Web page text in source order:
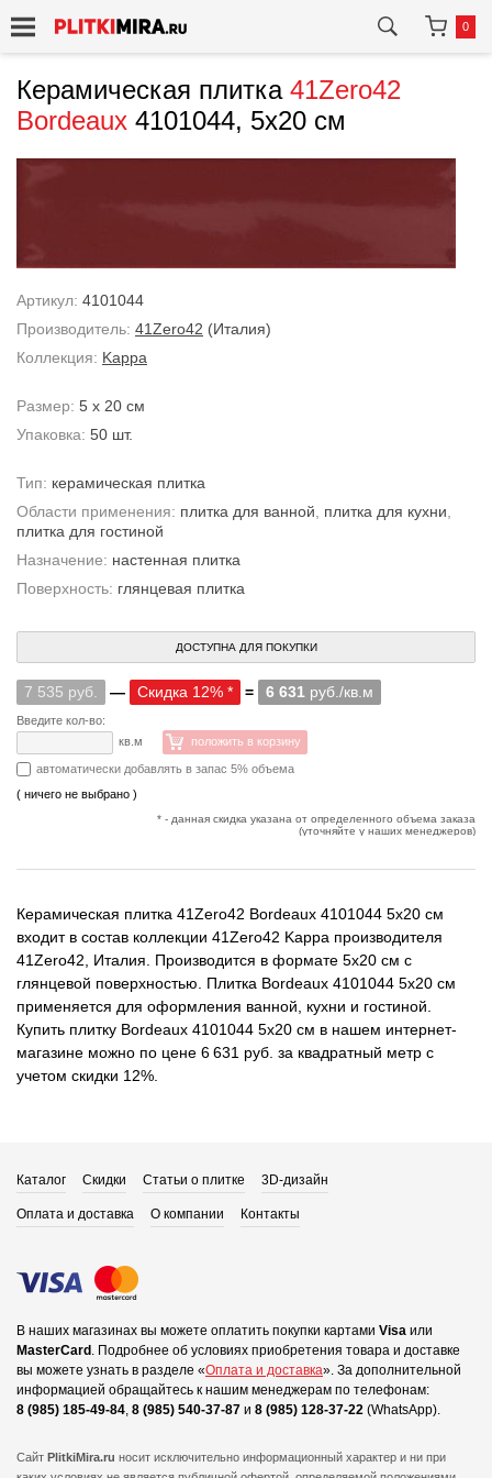
0
Керамическая плитка 41Zero42
Bordeaux 4101044, 5x20 см
Артикул: 4101044
Производитель: 41Zero42 (Италия)
Коллекция: Kappa
Размер: 5 x 20 см
Упаковка: 50 шт.
Тип: керамическая плитка
Области применения: плитка для ванной плитка для кухни
плитка для гостиной
Назначение: настенная плитка
Поверхность: глянцевая плитка
ДОСТУПНА ДЛЯ ПОКУПКИ
7 535 руб. — Скидка 12% * = 6 631 руб./кв.м
Введите кол-во:
кв.м
положить в корзину
автоматически добавлять в запас 5% объема
( ничего не выбрано )
* - данная скидка указана от определенного объема заказа
(уточняйте у наших менеджеров)
Керамическая плитка 41Zero42 Bordeaux 4101044 5x20 см
входит в состав коллекции 41Zero42 Kappa производителя
41Zero42, Италия. Производится в формате 5x20 см с
глянцевой поверхностью. Плитка Bordeaux 4101044 5x20 см
применяется для оформления ванной, кухни и гостиной.
Купить плитку Bordeaux 4101044 5x20 см в нашем интернет-
магазине можно по цене 6 631 руб. за квадратный метр с
учетом скидки 12%.
Каталог Скидки Статьи о плитке 3D-дизайн
Оплата и доставка О компании Контакты
В наших магазинах вы можете оплатить покупки картами Visa или
MasterCard . Подробнее об условиях приобретения товара и доставке
вы можете узнать в разделе «Оплата и доставка». За дополнительной
информацией обращайтесь к нашим менеджерам по телефонам:
8 (985) 185-49-84, 8 (985) 540-37-87 и 8 (985) 128-37-22 (WhatsApp).
Сайт PlitkiMira.ru носит исключительно информационный характер и ни при